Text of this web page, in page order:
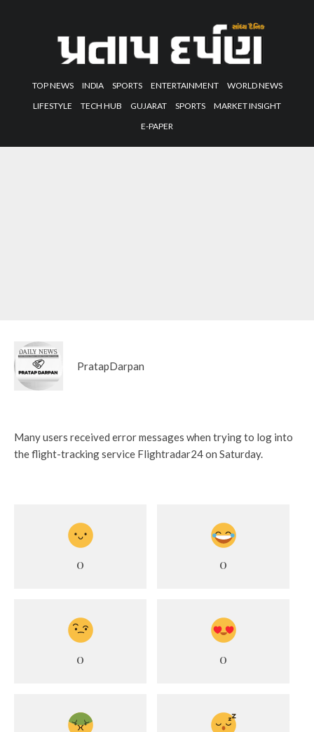
TOP NEWS INDIA SPORTS ENTERTAINMENT
WORLD NEWS
LIFESTYLE
TECH HUB GUJARAT SPORTS
MARKET INSIGHT
E-PAPER
PratapDarpan
Many users received error messages when trying to log into
the flight-tracking service Flightradar24 on Saturday.
0 0
0 0